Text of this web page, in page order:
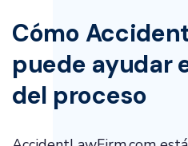
Cómo
puede ayudar
del proceso